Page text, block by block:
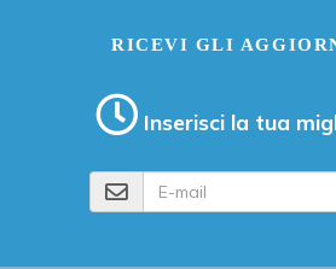
RICEVI GLI
Inserisci la tua